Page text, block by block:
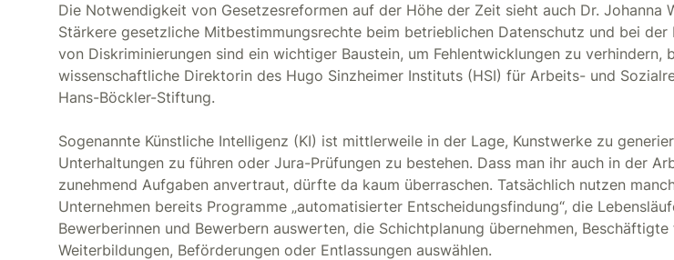
Die Notwendigkeit von Gesetzesreformen auf der Höhe der Zeit sieht auch Dr. Johanna
Stärkere gesetzliche Mitbestimmungsrechte beim betrieblichen Datenschutz und bei der
von Diskriminierungen sind ein wichtiger Baustein, um Fehlentwicklungen zu verhindern,
wissenschaftliche Direktorin des Hugo Sinzheimer Instituts (HSI) für Arbeits- und
Hans-Böckler-Stiftung.
Sogenannte Künstliche Intelligenz (KI) ist mittlerweile in der Lage, Kunstwerke zu
Unterhaltungen zu führen oder Jura-Prüfungen zu bestehen. Dass man ihr auch in der
zunehmend Aufgaben anvertraut, dürfte da kaum überraschen. Tatsächlich nutzen
Unternehmen bereits Programme „automatisierter Entscheidungsfindung“, die
Bewerberinnen und Bewerbern auswerten, die Schichtplanung übernehmen, Beschäftigte
Weiterbildungen, Beförderungen oder Entlassungen auswählen.